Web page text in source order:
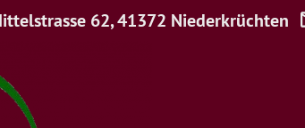
62, 41372 Niederkrüchten